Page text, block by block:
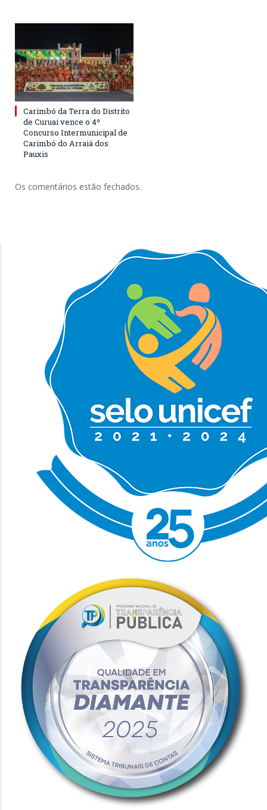
Carimbó da Terra do Distrito
de Curuai vence o 4º
Concurso Intermunicipal de
Carimbó do Arraiá dos
Pauxis
Os comentários estão fechados.